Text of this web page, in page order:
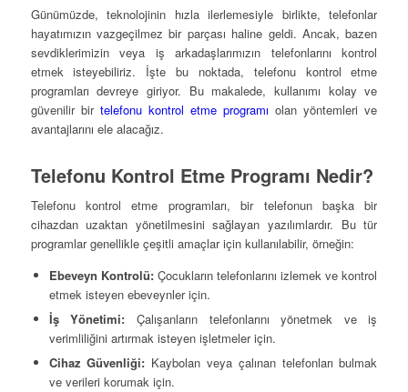
Günümüzde, teknolojinin hızla ilerlemesiyle birlikte, telefonlar
hayatımızın vazgeçilmez bir parçası haline geldi. Ancak, bazen
sevdiklerimizin veya iş arkadaşlarımızın telefonlarını kontrol
etmek isteyebiliriz. İşte bu noktada, telefonu kontrol etme
programları devreye giriyor. Bu makalede, kullanımı kolay ve
güvenilir bir telefonu kontrol etme programı olan yöntemleri ve
avantajlarını ele alacağız.
Telefonu Kontrol Etme Programı Nedir?
Telefonu kontrol etme programları, bir telefonun başka bir
cihazdan uzaktan yönetilmesini sağlayan yazılımlardır. Bu tür
programlar genellikle çeşitli amaçlar için kullanılabilir, örneğin:
Ebeveyn Kontrolü:Çocukların telefonlarını izlemek ve kontrol
etmek isteyen ebeveynler için.
İş Yönetimi: Çalışanların telefonlarını yönetmek ve iş
verimliliğini artırmak isteyen işletmeler için.
Cihaz Güvenliği: Kaybolan veya çalınan telefonları bulmak
ve verileri korumak için.